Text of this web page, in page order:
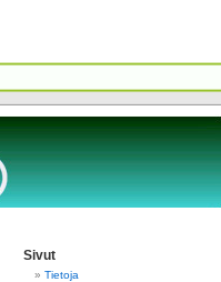
Sivut
Tietoja